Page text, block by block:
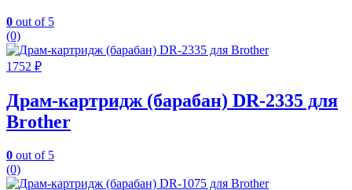
0 out of 5
(0)
1752 ₽
Драм-картридж (барабан) DR-2335 для
Brother
0 out of 5
(0)